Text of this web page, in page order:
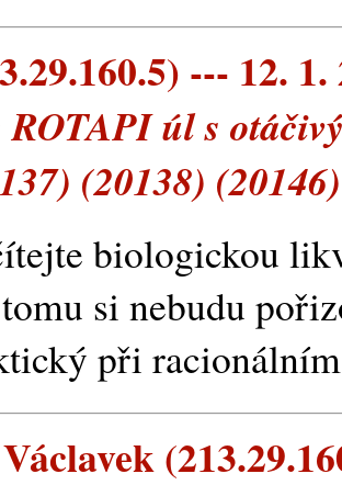
--- 12. 1.
ROTAPI úl s
(20138) (20146)
biologickou
si nebudu
při